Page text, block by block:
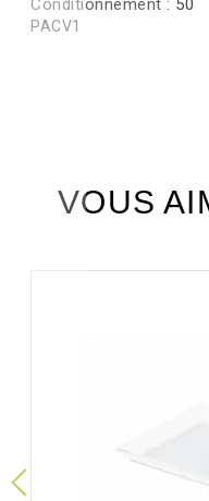
Conditionnement : 50
PACV1
VOUS